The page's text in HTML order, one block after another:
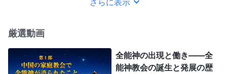
さらに表示
厳選動画
全能神の出現と働き——全
能神教会の誕生と発展の歴